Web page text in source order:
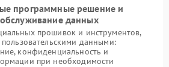
программные решение и
данных
прошивок и инструментов,
данными:
конфиденциальность и
при необходимости